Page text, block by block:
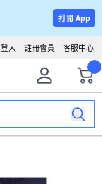
打開 App
客服中心
註冊會員
登入